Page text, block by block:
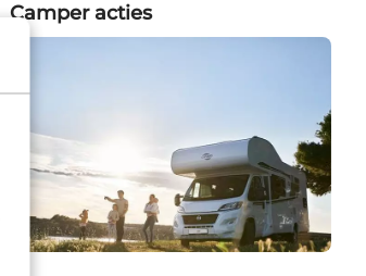
Camper acties